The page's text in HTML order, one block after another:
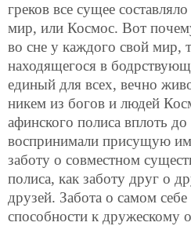
греков все сущее
мир, или Космос. Вот
во сне у каждого свой мир,
находящегося в
единый для всех, вечно
никем из богов и людей
афинского полиса вплоть
воспринимали присущую
заботу о совместном
полиса, как заботу друг о
друзей. Забота о самом
способности к дружескому